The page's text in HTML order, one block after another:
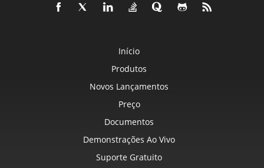
Início
Produtos
Novos Lançamentos
Preço
Documentos
Demonstrações Ao Vivo
Suporte Gratuito